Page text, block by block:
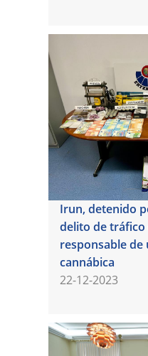
Irun, detenido
delito de tráfico
responsable de
cannábica
22-12-2023